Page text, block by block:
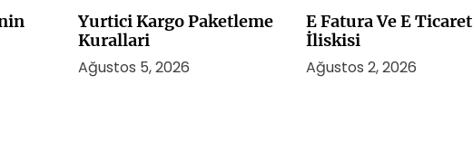
Yurtici Kargo Paketleme
Kurallari
Ağustos 5, 2026
E Fatura Ve E Ticaret
İliskisi
Ağustos 2, 2026